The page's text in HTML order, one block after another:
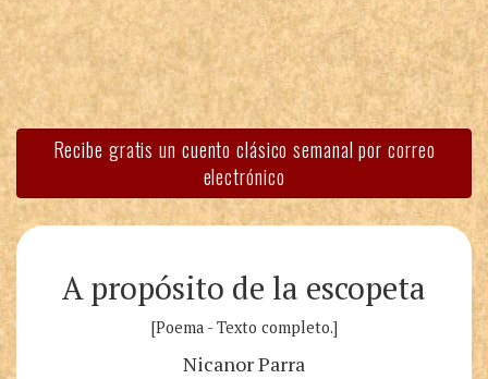
Recibe gratis un cuento clásico semanal por correo
electrónico
A propósito de la escopeta
[Poema - Texto completo.]
Nicanor Parra